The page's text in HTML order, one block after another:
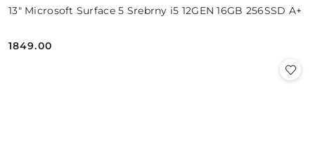
13" Microsoft Surface 5 Srebrny i5 12GEN 16GB 256SSD A+
Cena:
1849.00